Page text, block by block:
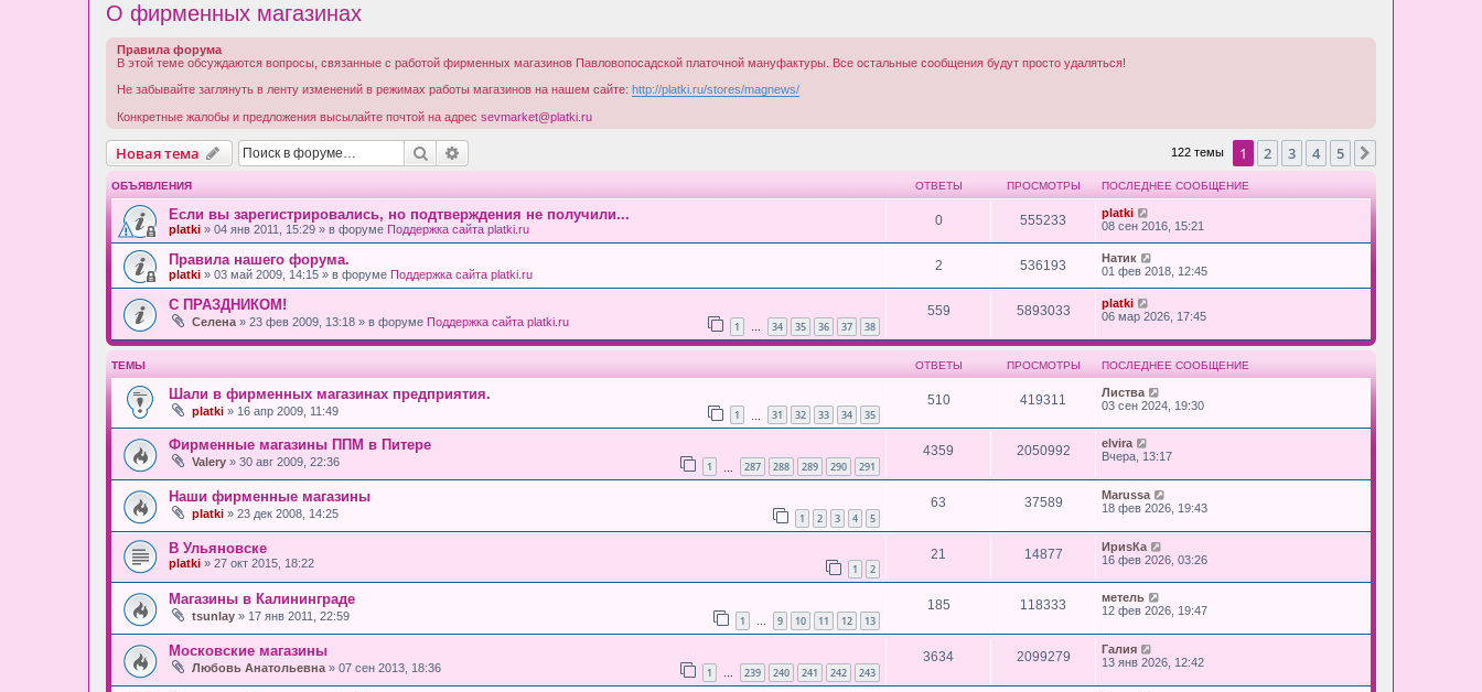
О фирменных магазинах
Правила форума
В этой теме обсуждаются вопросы, связанные с работой фирменных магазинов Павловопосадской платочной мануфактуры. Все остальные сообщения будут просто удаляться!
Не забывайте заглянуть в ленту изменений в режимах работы магазинов на нашем сайте: http://platki.ru/stores/magnews/
Конкретные жалобы и предложения высылайте почтой на адрес sevmarket@platki.ru
Новая тема Поиск 122 темы 1 2 3 4 5
ОБЪЯВЛЕНИЯ ОТВЕТЫ ПРОСМОТРЫ ПОСЛЕДНЕЕ СООБЩЕНИЕ
Если вы зарегистрировались, но подтверждения не получили...
platki » 04 янв 2011, 15:29 » в форуме Поддержка сайта platki.ru
0 555233
platki
08 сен 2016, 15:21
Правила нашего форума.
platki » 03 май 2009, 14:15 » в форуме Поддержка сайта platki.ru
2 536193
Натик
01 фев 2018, 12:45
С ПРАЗДНИКОМ!
Селена » 23 фев 2009, 13:18 » в форуме Поддержка сайта platki.ru 1 … 34 35 36 37 38
559 5893033
platki
06 мар 2026, 17:45
ТЕМЫ ОТВЕТЫ ПРОСМОТРЫ ПОСЛЕДНЕЕ СООБЩЕНИЕ
Шали в фирменных магазинах предприятия.
platki » 16 апр 2009, 11:49 1 31 32 33 34 35
510 419311
Листва
03 сен 2024, 19:30
Фирменные магазины ППМ в Питере
Valery » 30 авг 2009, 22:36 1 287 288 289 290 291
4359 2050992
elvira
Вчера, 13:17
Наши фирменные магазины
platki » 23 дек 2008, 14:25 1 2 3 4 5
63 37589
Marussa
18 фев 2026, 19:43
В Ульяновске
platki » 27 окт 2015, 18:22 1 2
21 14877
ИриsКа
16 фев 2026, 03:26
Магазины в Калининграде
tsunlay » 17 янв 2011, 22:59 1 … 9 10 11 12 13
185 118333
метель
12 фев 2026, 19:47
Московские магазины
Любовь Анатольевна » 07 сен 2013, 18:36 1 … 239 240 241 242 243
3634 2099279
Галия
13 янв 2026, 12:42